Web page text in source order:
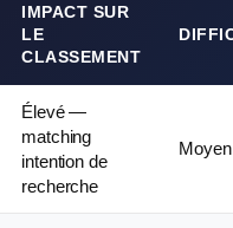
IMPACT SUR
LE
CLASSEMENT
Élevé —
matching
intention de
recherche
Moyen